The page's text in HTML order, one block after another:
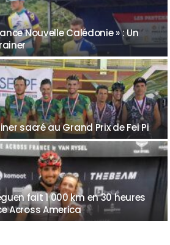
Nouvelle Calédonie » : Un
sacré au Grand Prix de Fei Pi
fait 1 000 km en 30 heures
Across America